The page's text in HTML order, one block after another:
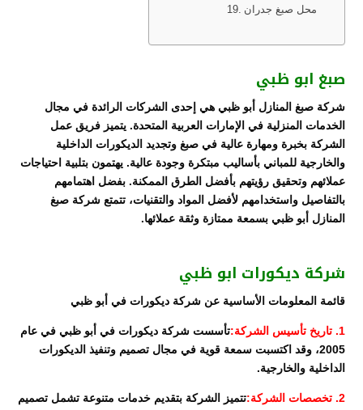
محل صبغ جدران
صبغ ابو ظبي
شركة صبغ المنازل أبو ظبي هي إحدى الشركات الرائدة في مجال
الخدمات المنزلية في الإمارات العربية المتحدة. يتميز فريق عمل
الشركة بخبرة ومهارة عالية في صبغ وتجديد الديكورات الداخلية
والخارجية للمباني بأساليب مبتكرة وجودة عالية. يهتمون بتلبية احتياجات
عملائهم وتحقيق رؤيتهم بأفضل الطرق الممكنة. بفضل اهتمامهم
بالتفاصيل واستخدامهم لأفضل المواد والتقنيات، تتمتع شركة صبغ
المنازل أبو ظبي بسمعة ممتازة وثقة عملائها.
شركة ديكورات ابو ظبي
قائمة المعلومات الأساسية عن شركة ديكورات في أبو ظبي
1. تاريخ تأسيس الشركة:
تأسست شركة ديكورات في أبو ظبي في عام
2005، وقد اكتسبت سمعة قوية في مجال تصميم وتنفيذ الديكورات
الداخلية والخارجية.
2. تخصصات الشركة:
تتميز الشركة بتقديم خدمات متنوعة تشمل تصميم